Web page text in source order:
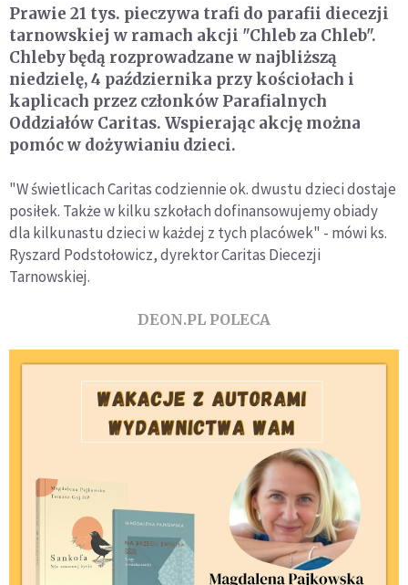
Prawie 21 tys. pieczywa trafi do parafii diecezji
tarnowskiej w ramach akcji "Chleb za Chleb".
Chleby będą rozprowadzane w najbliższą
niedzielę, 4 października przy kościołach i
kaplicach przez członków Parafialnych
Oddziałów Caritas. Wspierając akcję można
pomóc w dożywianiu dzieci.
"W świetlicach Caritas codziennie ok. dwustu dzieci dostaje
posiłek. Także w kilku szkołach dofinansowujemy obiady
dla kilkunastu dzieci w każdej z tych placówek" - mówi ks.
Ryszard Podstołowicz, dyrektor Caritas Diecezji
Tarnowskiej.
DEON.PL POLECA